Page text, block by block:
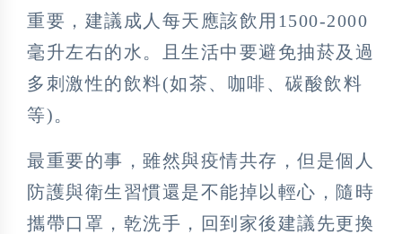
重要，建議成人每天應該飲用1500-2000
毫升左右的水。且生活中要避免抽菸及過
多刺激性的飲料(如茶、咖啡、碳酸飲料
等)。
最重要的事，雖然與疫情共存，但是個人
防護與衛生習慣還是不能掉以輕心，隨時
攜帶口罩，乾洗手，回到家後建議先更換